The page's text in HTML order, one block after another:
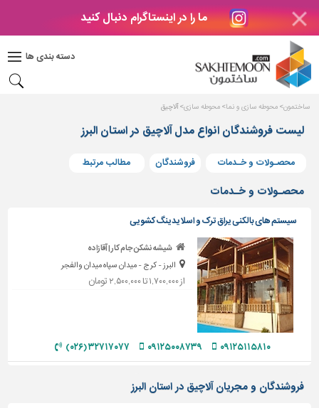
ما را در اینستاگرام دنبال کنید
دسته بندی ها
دکوراسیون
بتن
های
بتنی
و
پنجره
ساختمانی
پله،
نرده
و
حفاظ
دیوارپوش،
و
سرویس
ساختمون محوطه سازی و نما محوطه سازی آلاچیق
لیست فروشندگان انواع مدل آلاچیق در استان البرز
محصـولات و خـدمات فروشندگان مطالب مرتبط
محصـولات و خـدمات
سیستم های بالکنی یراق ترک و اسلایدینگ کشویی
شیشه نشکن جام کار | آقازاده
البرز - کرج - میدان سپاه میدان والفجر
از ۱,۷۰۰,۰۰۰ تا ۲,۵۰۰,۰۰۰ تومان
۰۹۱۲۵۱۱۵۸۱۰ ۰۹۱۲۵۰۰۸۷۳۹ ۳۲۷۱۷۰۷۷ (۰۲۶)
فروشندگان و مجریان آلاچیق در استان البرز